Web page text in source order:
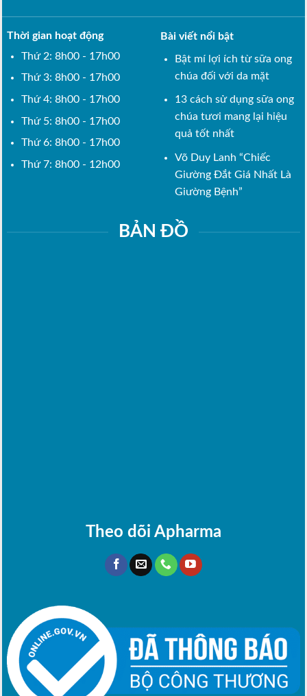
Thời gian hoạt động
Thứ 2: 8h00 - 17h00
Thứ 3: 8h00 - 17h00
Thứ 4: 8h00 - 17h00
Thứ 5: 8h00 - 17h00
Thứ 6: 8h00 - 17h00
Thứ 7: 8h00 - 12h00
Bài viết nổi bật
Bật mí lợi ích từ sữa ong
chúa đối với da mặt
13 cách sử dụng sữa ong
chúa tươi mang lại hiệu
quả tốt nhất
Võ Duy Lanh “Chiếc
Giường Đắt Giá Nhất Là
Giường Bệnh”
BẢN ĐỒ
Theo dõi Apharma